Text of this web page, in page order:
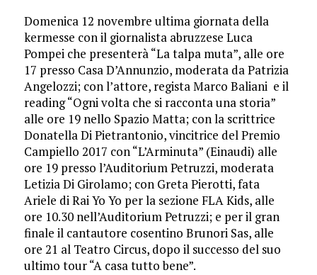
Domenica 12 novembre ultima giornata della
kermesse con il giornalista abruzzese Luca
Pompei che presenterà “La talpa muta”, alle ore
17 presso Casa D’Annunzio, moderata da Patrizia
Angelozzi; con l’attore, regista Marco Baliani e il
reading “Ogni volta che si racconta una storia”
alle ore 19 nello Spazio Matta; con la scrittrice
Donatella Di Pietrantonio, vincitrice del Premio
Campiello 2017 con “L’Arminuta” (Einaudi) alle
ore 19 presso l’Auditorium Petruzzi, moderata
Letizia Di Girolamo; con Greta Pierotti, fata
Ariele di Rai Yo Yo per la sezione FLA Kids, alle
ore 10.30 nell’Auditorium Petruzzi; e per il gran
finale il cantautore cosentino Brunori Sas, alle
ore 21 al Teatro Circus, dopo il successo del suo
ultimo tour “A casa tutto bene”.